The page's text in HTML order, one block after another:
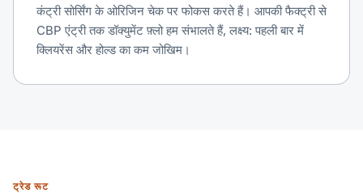
कंट्री सोर्सिंग के ओरिजिन चेक पर फोकस करते हैं। आपकी फैक्ट्री से
CBP एंट्री तक डॉक्युमेंट फ़्लो हम संभालते हैं, लक्ष्य: पहली बार में
क्लियरेंस और होल्ड का कम जोखिम।
ट्रेड रूट